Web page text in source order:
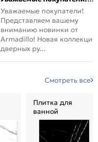
Представляем вашему
вниманию новинки от
Armadillo!
Уважаемые покупатели!
Представляем вашему
вниманию новинки от
Armadillo! Новая коллекция
дверных ру...
Смотреть все
Плитка для
ванной